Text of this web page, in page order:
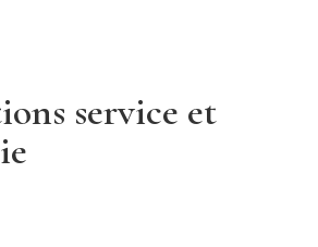
service et